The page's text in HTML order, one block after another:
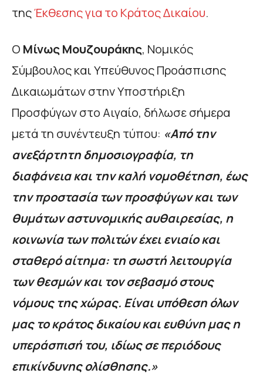
τηςΈκθεσης για το Κράτος Δικαίου.
Ο Μίνως Μουζουράκης, Νομικός
Σύμβουλος και Υπεύθυνος Προάσπισης
Δικαιωμάτων στην Υποστήριξη
Προσφύγων στο Αιγαίο, δήλωσε σήμερα
μετά τη συνέντευξη τύπου: «Από την
ανεξάρτητη δημοσιογραφία, τη
διαφάνεια και την καλή νομοθέτηση, έως
την προστασία των προσφύγων και των
θυμάτων αστυνομικής αυθαιρεσίας, η
κοινωνία των πολιτών έχει ενιαίο και
σταθερό αίτημα: τη σωστή λειτουργία
των θεσμών και τον σεβασμό στους
νόμους της χώρας. Είναι υπόθεση όλων
μας το κράτος δικαίου και ευθύνη μας η
υπεράσπισή του, ιδίως σε περιόδους
επικίνδυνης ολίσθησης.»